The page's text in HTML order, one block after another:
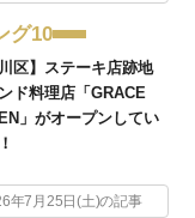
グ10
川区】ステーキ店跡地
ド料理店「GRACE
」がオープンしてい
年7月25日(土)の記事